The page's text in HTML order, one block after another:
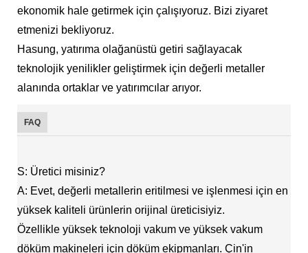
ekonomik hale getirmek için çalışıyoruz. Bizi ziyaret
etmenizi bekliyoruz.
Hasung, yatırıma olağanüstü getiri sağlayacak
teknolojik yenilikler geliştirmek için değerli metaller
alanında ortaklar ve yatırımcılar arıyor.
FAQ
S: Üretici misiniz?
A: Evet, değerli metallerin eritilmesi ve işlenmesi için en
yüksek kaliteli ürünlerin orijinal üreticisiyiz.
Özellikle yüksek teknoloji vakum ve yüksek vakum
döküm makineleri için döküm ekipmanları. Çin'in